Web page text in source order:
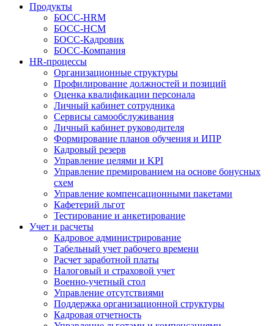
Продукты
БОСС-HRM
БОСС-HCM
БОСС-Кадровик
БОСС-Компания
HR-процессы
Организационные структуры
Профилирование должностей и позиций
Оценка квалификации персонала
Личный кабинет сотрудника
Сервисы самообслуживания
Личный кабинет руководителя
Формирование планов обучения и ИПР
Кадровый резерв
Управление целями и KPI
Управление премированием на основе бонусных
схем
Управление компенсационными пакетами
Кафетерий льгот
Тестирование и анкетирование
Учет и расчеты
Кадровое администрирование
Табельный учет рабочего времени
Расчет заработной платы
Налоговый и страховой учет
Военно-учетный стол
Управление отсутствиями
Поддержка организационной структуры
Кадровая отчетность